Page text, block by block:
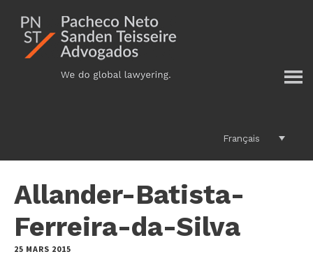
contenu
principal
Additional
menu
Français
Allander-Batista-
Ferreira-da-Silva
25 MARS 2015